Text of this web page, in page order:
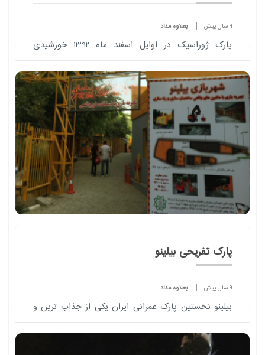
9 سال پیش بعلاوه مداد
پارک ژوراسیک در اوایل اسفند ماه ۱۳۹۲ خورشیدی
۳۰ هزار متر مربع است .
پارک تفریحی بیلینو
9 سال پیش بعلاوه مداد
بیلینو نخستین پارک عمرانی ایران یکی از جذاب ترین و
شمار می رود که عنصر اصلی آن وسایل راه سازی، عمرانی
و ماشین آلات سنگین در مقیاس کودکان اس...